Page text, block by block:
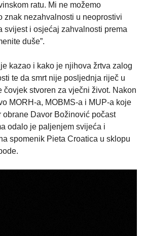
ratu. Mi ne možemo
znak nezahvalnosti u neoprostivi
svijest i osjećaj zahvalnosti prema
duše”.
kazao i kako je njihova žrtva zalog
te da smrt nije posljednja riječ u
čovjek stvoren za vječni život. Nakon
MORH-a, MOBMS-a i MUP-a koje
obrane Davor Božinović počast
odalo je paljenjem svijeća i
spomenik Pieta Croatica u sklopu